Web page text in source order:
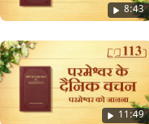
8:43
11:49